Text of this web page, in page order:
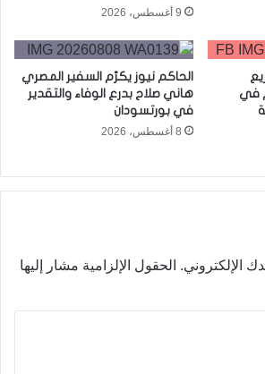
9 أغسطس، 2026
في
الحاكم نيوز يكرّم السفير المصري
هاني صلاح بدرع الوفاء والتقدير
في بورتسودان
8 أغسطس، 2026
الإلكتروني. الحقول الإلزامية مشار إليها